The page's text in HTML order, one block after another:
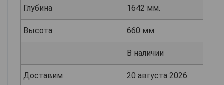
Глубина 1642 мм.
Высота 660 мм.
В наличии
Доставим 20 августа 2026